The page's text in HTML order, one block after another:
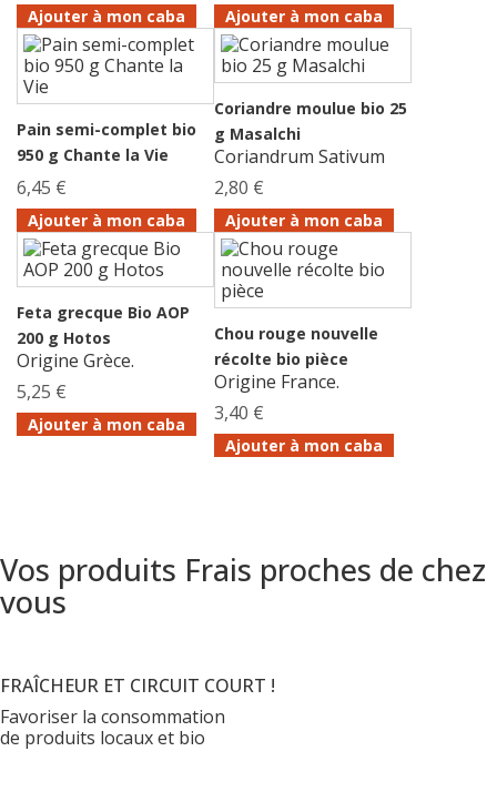
Ajouter à mon caba Ajouter à mon caba
Pain semi-complet bio
950 g Chante la Vie
6,45 €
Ajouter à mon caba
Coriandre moulue bio 25
g Masalchi
Coriandrum Sativum
2,80 €
Ajouter à mon caba
Feta grecque Bio AOP
200 g Hotos
Origine Grèce.
5,25 €
Ajouter à mon caba
Chou rouge nouvelle
récolte bio pièce
Origine France.
3,40 €
Ajouter à mon caba
Vos produits Frais proches de chez
vous
FRAÎCHEUR ET CIRCUIT COURT !
Favoriser la consommation
de produits locaux et bio